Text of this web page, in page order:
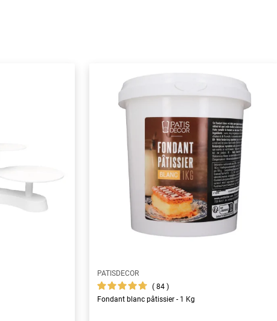
PATISDECOR
84
Fondant blanc pâtissier - 1 Kg